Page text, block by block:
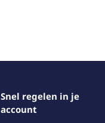
Snel regelen in je
account